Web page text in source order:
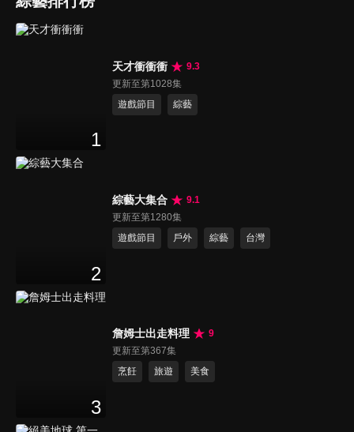
1
天才衝衝衝
9.3
更新至第1028集
遊戲節目
綜藝
2
綜藝大集合
9.1
更新至第1280集
遊戲節目
戶外 綜藝 台灣
3
詹姆士出走料理
9
更新至第367集
烹飪
旅遊 美食